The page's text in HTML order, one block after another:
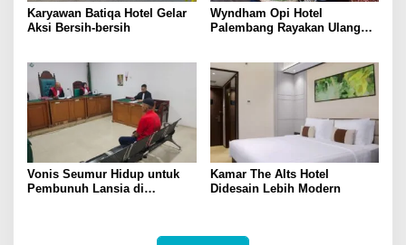
Karyawan Batiqa Hotel Gelar
Aksi Bersih-bersih
Wyndham Opi Hotel
Palembang Rayakan Ulang
Vonis Seumur Hidup untuk
Pembunuh Lansia di
Kamar The Alts Hotel
Didesain Lebih Modern